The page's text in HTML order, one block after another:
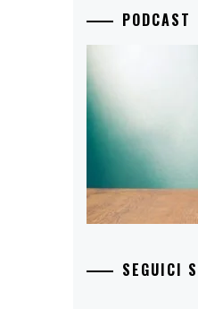
PODCAST
SEGUICI